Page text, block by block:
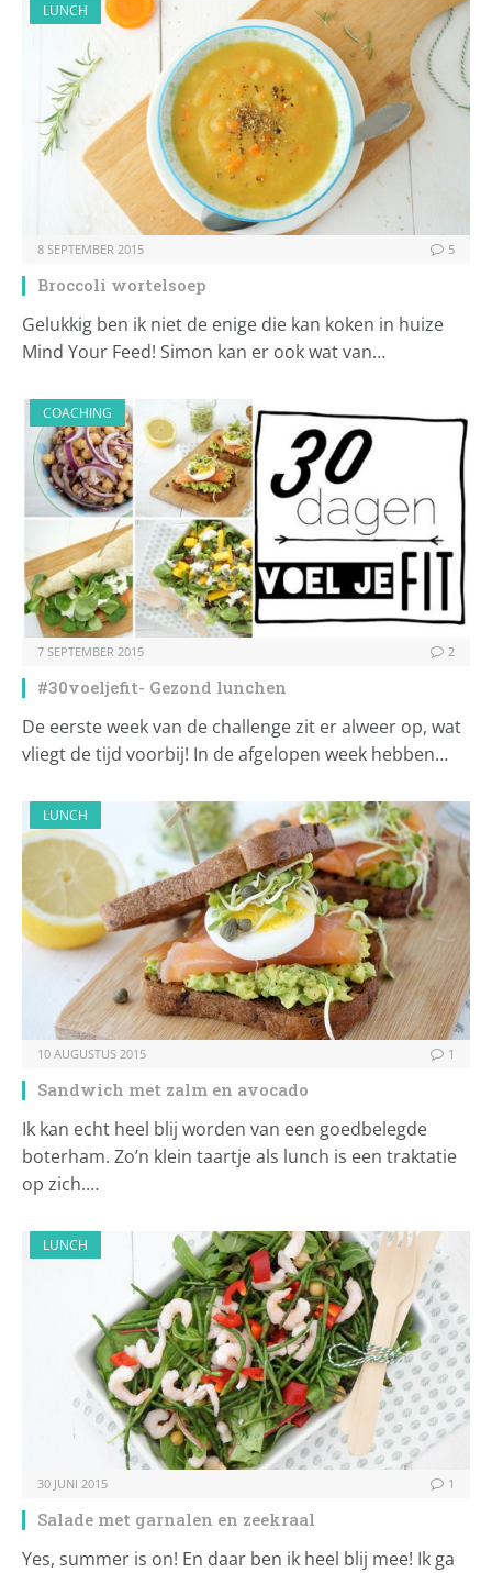
LUNCH
8 SEPTEMBER 2015 5
Broccoli wortelsoep
Gelukkig ben ik niet de enige die kan koken in huize
Mind Your Feed! Simon kan er ook wat van…
COACHING
7 SEPTEMBER 2015 2
#30voeljefit- Gezond lunchen
De eerste week van de challenge zit er alweer op, wat
vliegt de tijd voorbij! In de afgelopen week hebben…
LUNCH
10 AUGUSTUS 2015 1
Sandwich met zalm en avocado
Ik kan echt heel blij worden van een goedbelegde
boterham. Zo’n klein taartje als lunch is een traktatie
op zich.…
LUNCH
30 JUNI 2015 1
Salade met garnalen en zeekraal
Yes, summer is on! En daar ben ik heel blij mee! Ik ga